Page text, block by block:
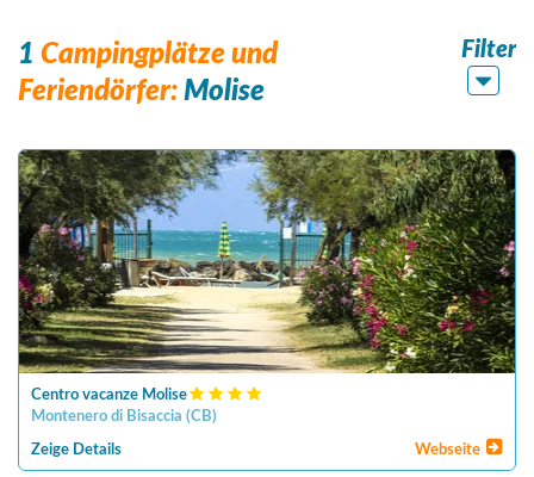
1 Campingplätze und
Feriendörfer: Molise
Filter
Centro vacanze Molise
Montenero di Bisaccia (CB)
Zeige Details Webseite